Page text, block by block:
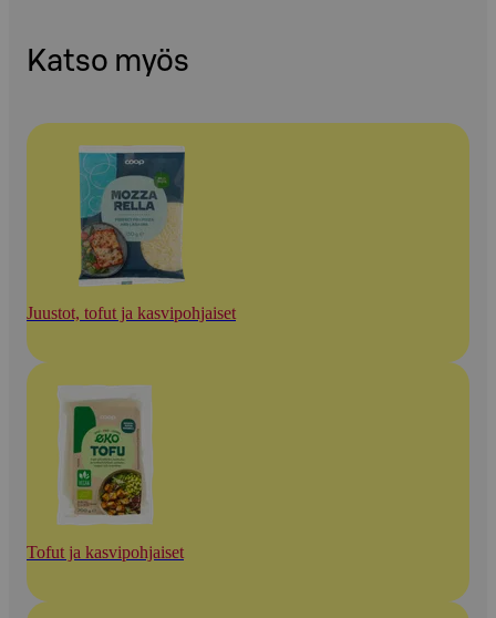
Katso myös
Juustot, tofut ja kasvipohjaiset
Tofut ja kasvipohjaiset